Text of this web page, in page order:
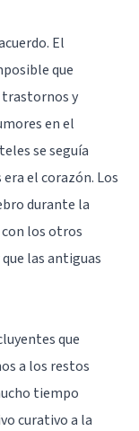
El
que
trastornos y
en el
se seguía
el corazón. Los
durante la
los otros
las antiguas
que
a los restos
tiempo
curativo a la